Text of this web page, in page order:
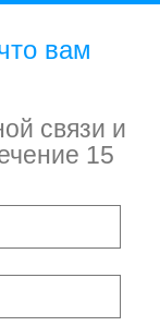
вам
связи и
15